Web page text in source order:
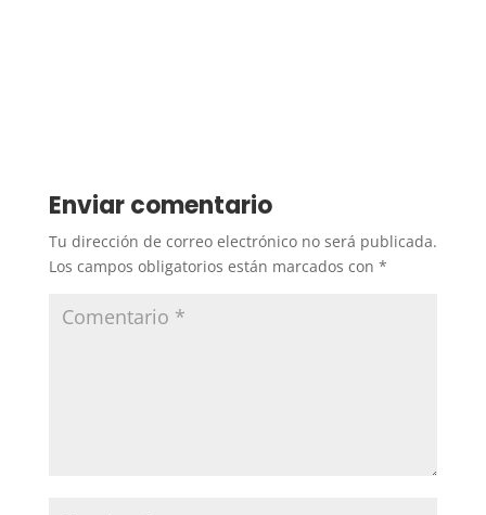
Enviar comentario
Tu dirección de correo electrónico no será publicada.
Los campos obligatorios están marcados con *